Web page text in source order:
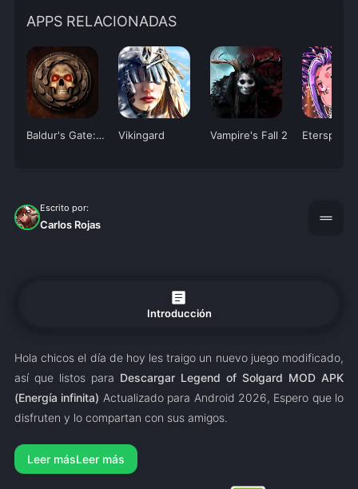
APPS RELACIONADAS
Baldur's Gate: Enhanced Edition Vikingard Vampire's Fall 2
Escrito por:
Carlos Rojas drag_handle
article
Introducción
Hola chicos el día de hoy les traigo un nuevo juego modificado,
así que listos para Descargar Legend of Solgard MOD APK
(Energía infinita) Actualizado para Android 2026, Espero que lo
disfruten y lo compartan con sus amigos.
Leer más